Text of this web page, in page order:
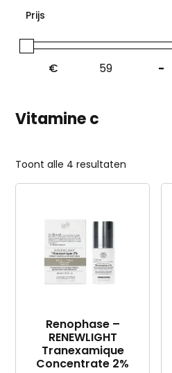
Nieuw
Pigmentvlekken (4)
Reiniging (0)
UV-bescherming
Vitamine c
Prijs
€ -
Vitamine c
Toont alle 4 resultaten
op
Renophase –
RENEWLIGHT
Tranexamique
Concentrate 2%